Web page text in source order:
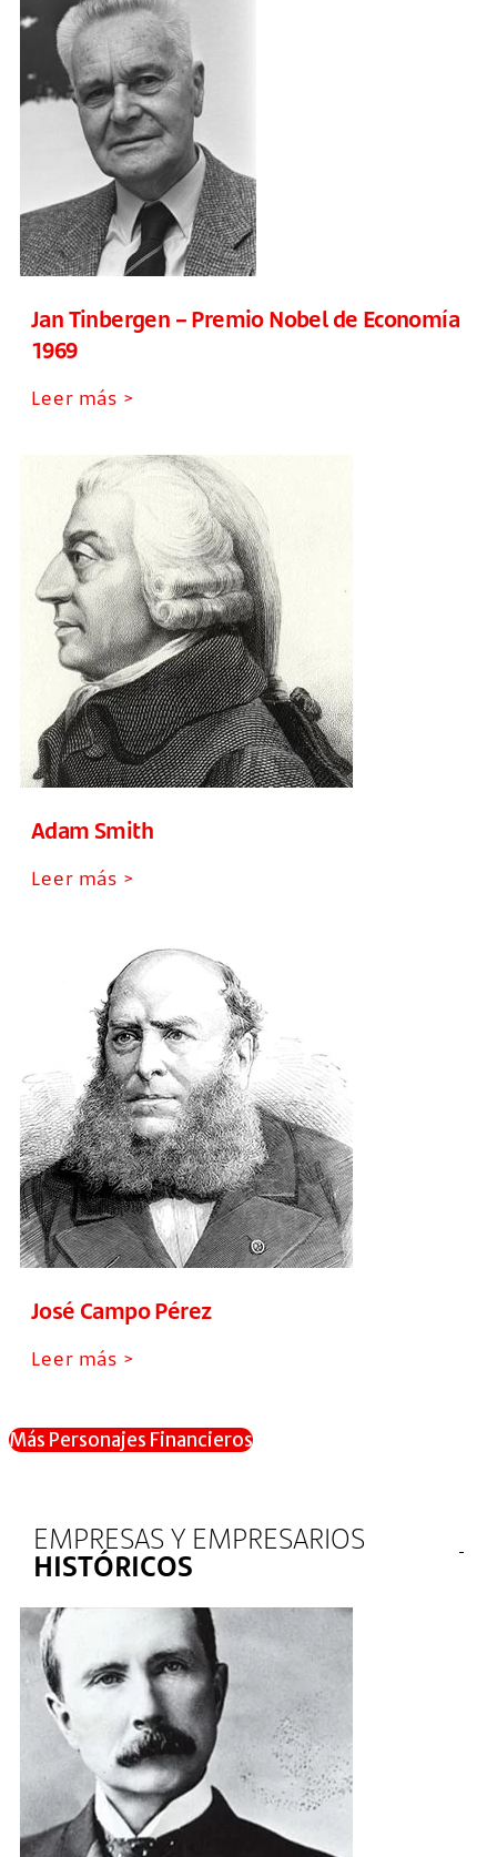
Jan Tinbergen – Premio Nobel de Economía
1969
Leer más >
Adam Smith
Leer más >
José Campo Pérez
Leer más >
Más Personajes Financieros
EMPRESAS Y EMPRESARIOS
HISTÓRICOS